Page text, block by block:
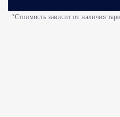
*Стоимость зависит от наличия